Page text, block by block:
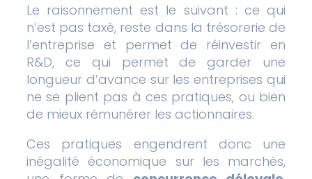
Le raisonnement est le suivant : ce qui
n’est pas taxé, reste dans la trésorerie de
l’entreprise et permet de réinvestir en
R&D, ce qui permet de garder une
longueur d’avance sur les entreprises qui
ne se plient pas à ces pratiques, ou bien
de mieux rémunérer les actionnaires.
Ces pratiques engendrent donc une
inégalité économique sur les marchés,